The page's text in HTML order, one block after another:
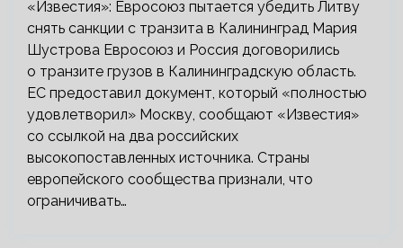
«Известия»: Евросоюз пытается убедить Литву
снять санкции с транзита в Калининград Мария
Шустрова Евросоюз и Россия договорились
о транзите грузов в Калининградскую область.
ЕС предоставил документ, который «полностью
удовлетворил» Москву, сообщают «Известия»
со ссылкой на два российских
высокопоставленных источника. Страны
европейского сообщества признали, что
ограничивать…